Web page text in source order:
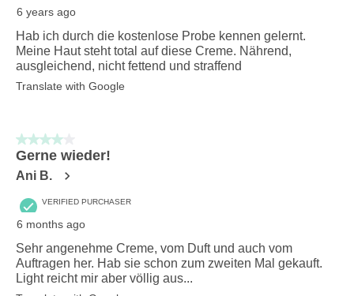
6 years ago
Hab ich durch die kostenlose Probe kennen gelernt.
Meine Haut steht total auf diese Creme. Nährend,
ausgleichend, nicht fettend und straffend
Translate with Google
4 out of 5 stars.
Gerne wieder!
Ani B.
VERIFIED PURCHASER
6 months ago
Sehr angenehme Creme, vom Duft und auch vom
Auftragen her. Hab sie schon zum zweiten Mal gekauft.
Light reicht mir aber völlig aus...